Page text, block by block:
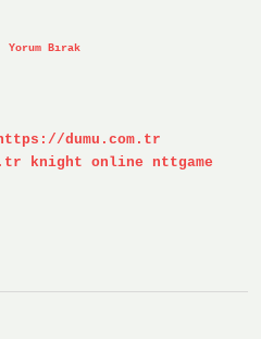
Yorum Bırak
dumu.com.tr
knight online
nttgame